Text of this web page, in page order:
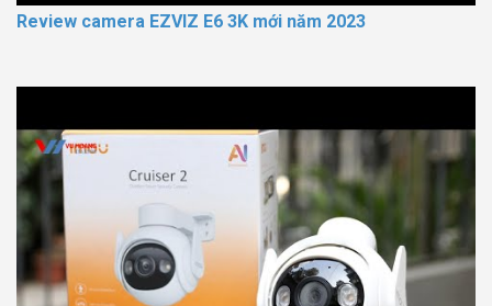
Review camera EZVIZ E6 3K mới năm 2023